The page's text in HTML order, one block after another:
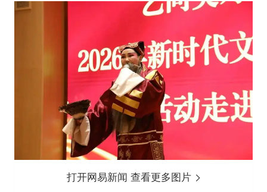
打开网易新闻 查看更多图片